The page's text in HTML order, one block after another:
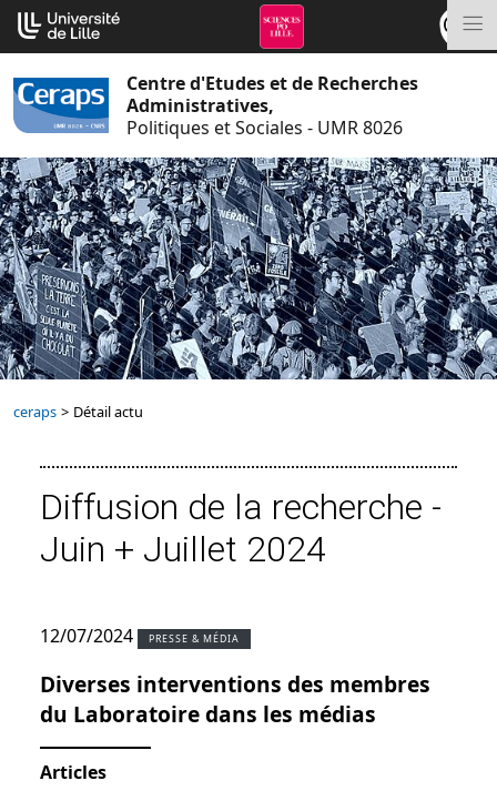
Aller
au
contenu
Centre d'Etudes et de Recherches
Administratives,
Politiques et Sociales - UMR 8026
ceraps > Détail actu
Diffusion de la recherche -
Juin + Juillet 2024
12/07/2024 PRESSE & MÉDIA
Diverses interventions des membres
du Laboratoire dans les médias
Articles
Cookies management panel